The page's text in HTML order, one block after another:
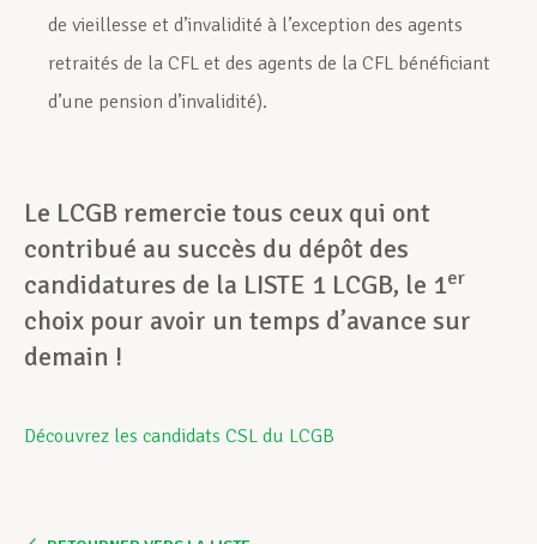
de vieillesse et d’invalidité à l’exception des agents
retraités de la CFL et des agents de la CFL bénéficiant
d’une pension d’invalidité).
Le LCGB remercie tous ceux qui ont
contribué au succès du dépôt des
candidatures de la LISTE 1 LCGB, le 1er
choix pour avoir un temps d’avance sur
demain !
Découvrez les candidats CSL du LCGB